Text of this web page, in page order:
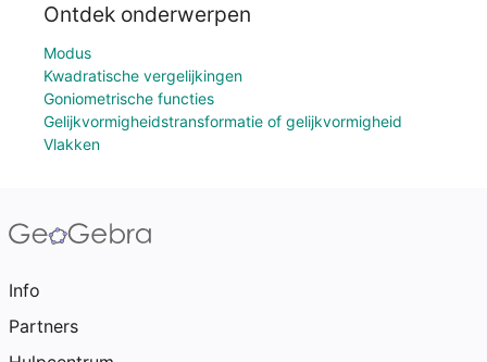
Ontdek onderwerpen
Modus
Kwadratische vergelijkingen
Goniometrische functies
Gelijkvormigheidstransformatie of gelijkvormigheid
Vlakken
Info
Partners